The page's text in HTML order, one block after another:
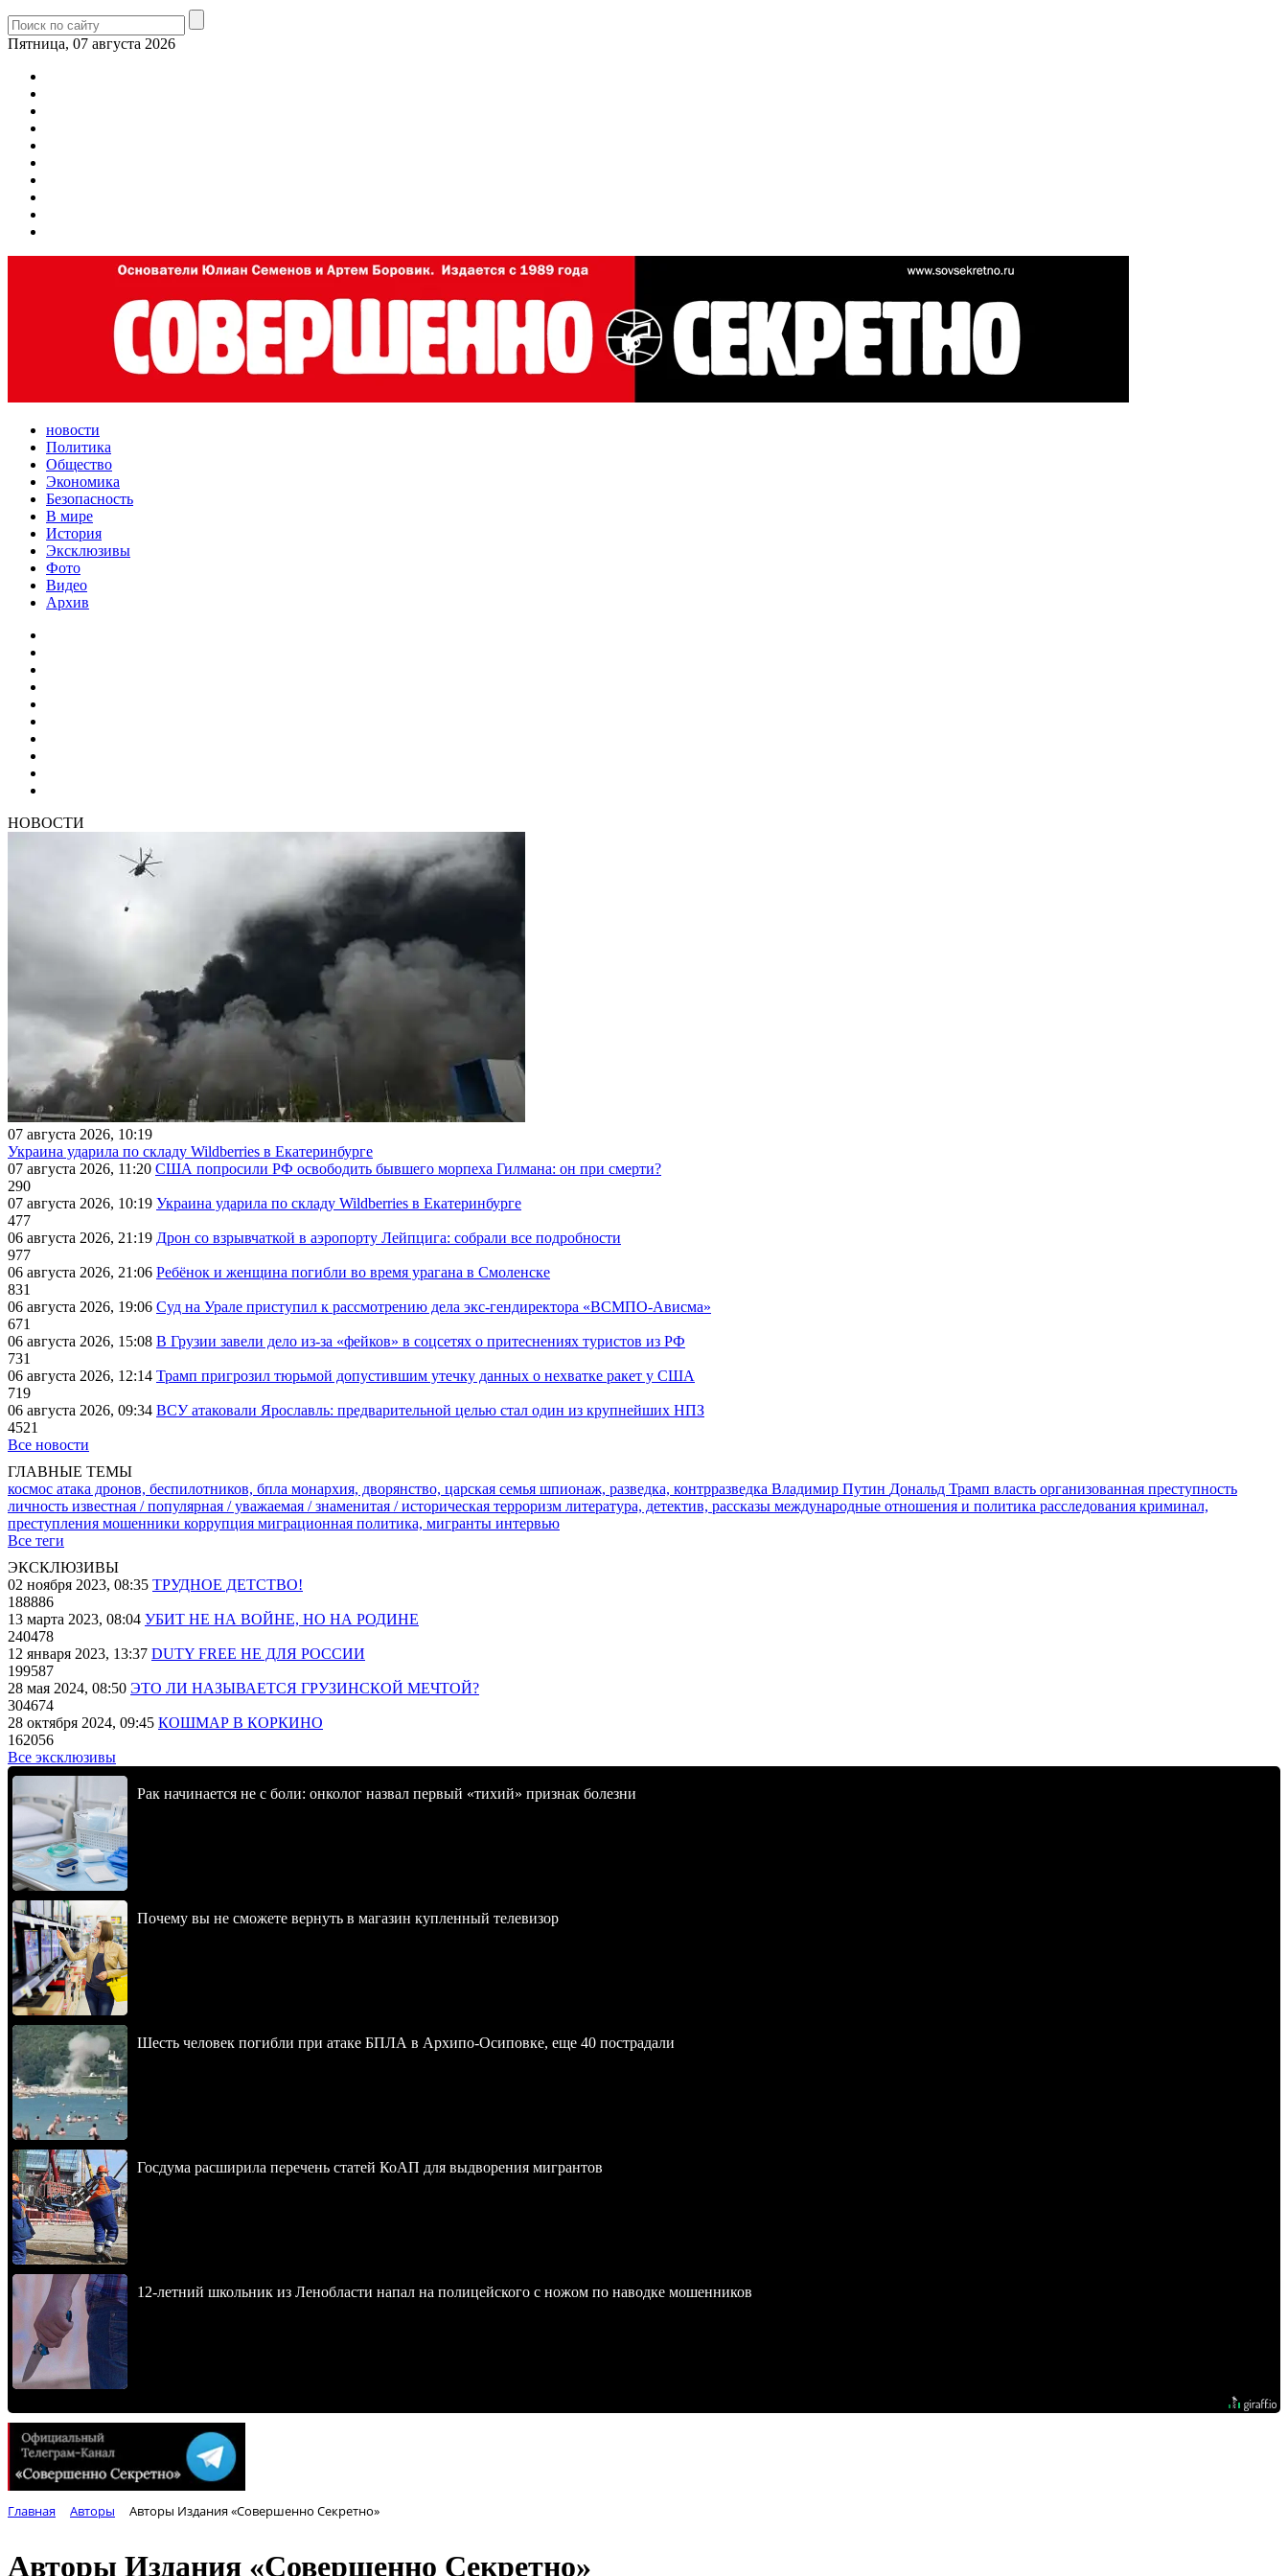
Пятница, 07 августа 2026
новости
Политика
Общество
Экономика
Безопасность
В мире
История
Эксклюзивы
Фото
Видео
Архив
НОВОСТИ
07 августа 2026, 10:19
Украина ударила по складу Wildberries в Екатеринбурге
07 августа 2026, 11:20 США попросили РФ освободить бывшего морпеха Гилмана: он при смерти?
290
07 августа 2026, 10:19 Украина ударила по складу Wildberries в Екатеринбурге
477
06 августа 2026, 21:19 Дрон со взрывчаткой в аэропорту Лейпцига: собрали все подробности
977
06 августа 2026, 21:06 Ребёнок и женщина погибли во время урагана в Смоленске
831
06 августа 2026, 19:06 Суд на Урале приступил к рассмотрению дела экс-гендиректора «ВСМПО-Ависма»
671
06 августа 2026, 15:08 В Грузии завели дело из-за «фейков» в соцсетях о притеснениях туристов из РФ
731
06 августа 2026, 12:14 Трамп пригрозил тюрьмой допустившим утечку данных о нехватке ракет у США
719
06 августа 2026, 09:34 ВСУ атаковали Ярославль: предварительной целью стал один из крупнейших НПЗ
4521
Все новости
ГЛАВНЫЕ ТЕМЫ
космос атака дронов, беспилотников, бпла монархия, дворянство, царская семья шпионаж, разведка, контрразведка Владимир Путин Дональд Трамп власть организованная преступность
личность известная / популярная / уважаемая / знаменитая / историческая терроризм литература, детектив, рассказы международные отношения и политика расследования криминал,
преступления мошенники коррупция миграционная политика, мигранты интервью
Все теги
ЭКСКЛЮЗИВЫ
02 ноября 2023, 08:35 ТРУДНОЕ ДЕТСТВО!
188886
13 марта 2023, 08:04 УБИТ НЕ НА ВОЙНЕ, НО НА РОДИНЕ
240478
12 января 2023, 13:37 DUTY FREE НЕ ДЛЯ РОССИИ
199587
28 мая 2024, 08:50 ЭТО ЛИ НАЗЫВАЕТСЯ ГРУЗИНСКОЙ МЕЧТОЙ?
304674
28 октября 2024, 09:45 КОШМАР В КОРКИНО
162056
Все эксклюзивы
Рак начинается не с боли: онколог назвал первый «тихий» признак болезни
Почему вы не сможете вернуть в магазин купленный телевизор
Шесть человек погибли при атаке БПЛА в Архипо-Осиповке, еще 40 пострадали
Госдума расширила перечень статей КоАП для выдворения мигрантов
12-летний школьник из Ленобласти напал на полицейского с ножом по наводке мошенников
Главная Авторы Авторы Издания «Совершенно Секретно»
Авторы Издания «Совершенно Секретно»